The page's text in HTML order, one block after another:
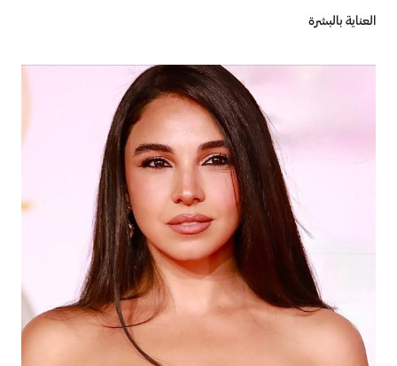
العناية بالبشرة